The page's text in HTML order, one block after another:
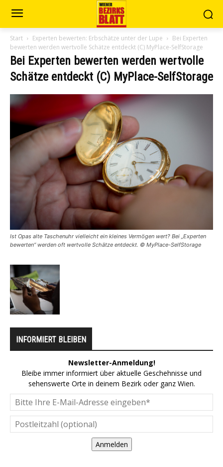
Start Experten bewerten: Erbschätze unter der Lupe
Bei Experten
bewerten werden wertvolle Schätze entdeckt (C) MyPlace-SelfStorage
Bei Experten bewerten werden wertvolle
Schätze entdeckt (C) MyPlace-SelfStorage
Ist Opas alte Taschenuhr vielleicht ein kleines Vermögen wert? Bei „Experten
bewerten“ werden oft wertvolle Schätze entdeckt. © MyPlace-SelfStorage
INFORMIERT BLEIBEN
Newsletter-Anmeldung!
Bleibe immer informiert über aktuelle Geschehnisse und
sehenswerte Orte in deinem Bezirk oder ganz Wien.
Anmelden